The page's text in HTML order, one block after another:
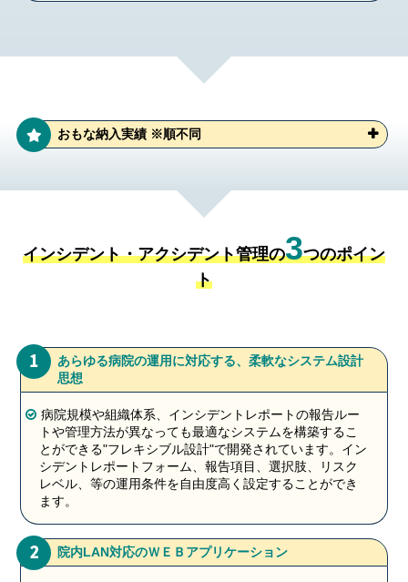
おもな納入実績 ※順不同
インシデント・アクシデント管理の3つのポイン
ト
1
あらゆる病院の運用に対応する、柔軟なシステム設計
思想
病院規模や組織体系、インシデントレポートの報告ルー
トや管理方法が異なっても最適なシステムを構築するこ
とができる"フレキシブル設計"で開発されています。イン
シデントレポートフォーム、報告項目、選択肢、リスク
レベル、等の運用条件を自由度高く設定することができ
ます。
2 院内LAN対応のＷＥＢアプリケーション